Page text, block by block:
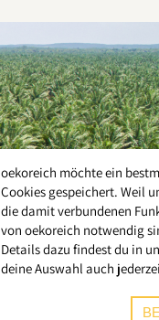
oekoreich möchte ein
Cookies gespeichert. Weil
die damit verbundenen
von oekoreich notwendig
Details dazu findest du in
deine Auswahl auch